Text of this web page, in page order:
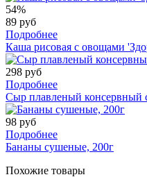
54%
89 руб
Подробнее
Каша рисовая с овощами
298 руб
Подробнее
Сыр плавленый консервный
98 руб
Подробнее
Бананы сушеные, 200г
Похожие товары